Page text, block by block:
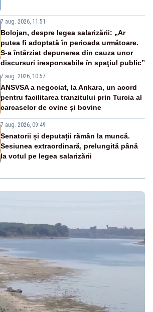
7 aug. 2026, 11:51
Bolojan, despre legea salarizării: „Ar
putea fi adoptată în perioada următoare.
S-a întârziat depunerea din cauza unor
discursuri iresponsabile în spaţiul public”
7 aug. 2026, 10:57
ANSVSA a negociat, la Ankara, un acord
pentru facilitarea tranzitului prin Turcia al
carcaselor de ovine și bovine
7 aug. 2026, 09:49
Senatorii și deputații rămân la muncă.
Sesiunea extraordinară, prelungită până
la votul pe legea salarizării